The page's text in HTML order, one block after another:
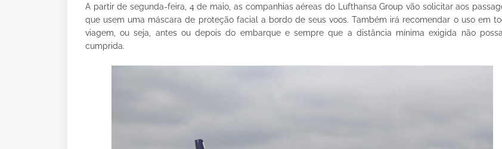
A partir de segunda-feira, 4 de maio, as companhias aéreas do Lufthansa Group vão solicitar aos
que usem uma máscara de proteção facial a bordo de seus voos. Também irá recomendar o uso em
viagem, ou seja, antes ou depois do embarque e sempre que a distância mínima exigida não
cumprida.